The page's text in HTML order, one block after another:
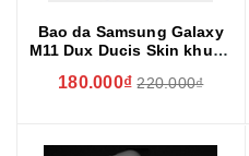
Bao da Samsung Galaxy
M11 Dux Ducis Skin khung
180.000₫ 220.000₫